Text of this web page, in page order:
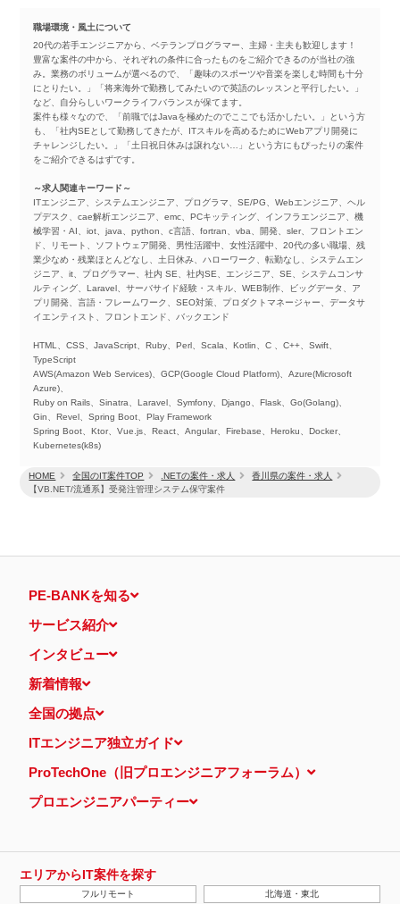
HOME 全国のIT案件TOP .NETの案件・求人
香川県の案件・求人
【VB.NET/流通系】受発注管理システム保守案件
職場環境・風土について
20代の若手エンジニアから、ベテランプログラマー、主婦・主夫も歓迎します！
豊富な案件の中から、それぞれの条件に合ったものをご紹介できるのが当社の強
み。業務のボリュームが選べるので、「趣味のスポーツや音楽を楽しむ時間も十分
にとりたい。」「将来海外で勤務してみたいので英語のレッスンと平行したい。」
など、自分らしいワークライフバランスが保てます。
案件も様々なので、「前職ではJavaを極めたのでここでも活かしたい。」という方
も、「社内SEとして勤務してきたが、ITスキルを高めるためにWebアプリ開発に
チャレンジしたい。」「土日祝日休みは譲れない…」という方にもぴったりの案件
をご紹介できるはずです。
～求人関連キーワード～
ITエンジニア、システムエンジニア、プログラマ、SE/PG、Webエンジニア、ヘル
プデスク、cae解析エンジニア、emc、PCキッティング、インフラエンジニア、機
械学習・AI、iot、java、python、c言語、fortran、vba、開発、sler、フロントエン
ド、リモート、ソフトウェア開発、男性活躍中、女性活躍中、20代の多い職場、残
業少なめ・残業ほとんどなし、土日休み、ハローワーク、転勤なし、システムエン
ジニア、it、プログラマー、社内 SE、社内SE、エンジニア、SE、システムコンサ
ルティング、Laravel、サーバサイド経験・スキル、WEB制作、ビッグデータ、ア
プリ開発、言語・フレームワーク、SEO対策、プロダクトマネージャー、データサ
イエンティスト、フロントエンド、バックエンド
HTML、CSS、JavaScript、Ruby、Perl、Scala、Kotlin、C 、C++、Swift、
TypeScript
AWS(Amazon Web Services)、GCP(Google Cloud Platform)、Azure(Microsoft
Azure)、
Ruby on Rails、Sinatra、Laravel、Symfony、Django、Flask、Go(Golang)、
Gin、Revel、Spring Boot、Play Framework
Spring Boot、Ktor、Vue.js、React、Angular、Firebase、Heroku、Docker、
Kubernetes(k8s)
PE-BANKを知る
サービス紹介
インタビュー
新着情報
全国の拠点
ITエンジニア独立ガイド
ProTechOne（旧プロエンジニアフォーラム）
プロエンジニアパーティー
エリアからIT案件を探す
フルリモート 北海道・東北